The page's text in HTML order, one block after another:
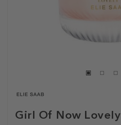
Girl Of Now Lovely